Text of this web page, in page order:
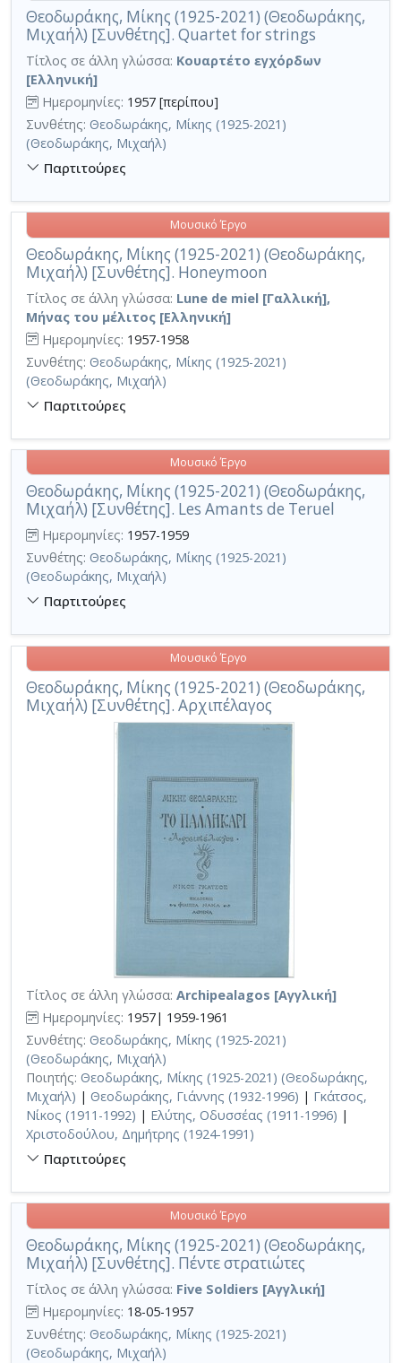
Θεοδωράκης, Μίκης (1925-2021) (Θεοδωράκης,
Μιχαήλ) [Συνθέτης]. Quartet for strings
Τίτλος σε άλλη γλώσσα: Κουαρτέτο εγχόρδων
[Ελληνική]
Ημερομηνίες: 1957 [περίπου]
Συνθέτης: Θεοδωράκης, Μίκης (1925-2021)
(Θεοδωράκης, Μιχαήλ)
Παρτιτούρες
Θεοδωράκης, Μίκης (1925-2021) (Θεοδωράκης,
Μιχαήλ) [Συνθέτης]. Honeymoon
Μουσικό Έργο
Τίτλος σε άλλη γλώσσα: Lune de miel [Γαλλική],
Μήνας του μέλιτος [Ελληνική]
Ημερομηνίες: 1957-1958
Συνθέτης: Θεοδωράκης, Μίκης (1925-2021)
(Θεοδωράκης, Μιχαήλ)
Παρτιτούρες
Θεοδωράκης, Μίκης (1925-2021) (Θεοδωράκης,
Μιχαήλ) [Συνθέτης]. Les Amants de Teruel
Μουσικό Έργο
Ημερομηνίες: 1957-1959
Συνθέτης: Θεοδωράκης, Μίκης (1925-2021)
(Θεοδωράκης, Μιχαήλ)
Παρτιτούρες
Θεοδωράκης, Μίκης (1925-2021) (Θεοδωράκης,
Μιχαήλ) [Συνθέτης]. Αρχιπέλαγος
Μουσικό Έργο
Τίτλος σε άλλη γλώσσα: Archipealagos [Αγγλική]
Ημερομηνίες: 1957| 1959-1961
Συνθέτης: Θεοδωράκης, Μίκης (1925-2021)
(Θεοδωράκης, Μιχαήλ)
Ποιητής: Θεοδωράκης, Μίκης (1925-2021) (Θεοδωράκης,
Μιχαήλ) | Θεοδωράκης, Γιάννης (1932-1996) | Γκάτσος,
Νίκος (1911-1992) | Ελύτης, Οδυσσέας (1911-1996) |
Χριστοδούλου, Δημήτρης (1924-1991)
Παρτιτούρες
Θεοδωράκης, Μίκης (1925-2021) (Θεοδωράκης,
Μιχαήλ) [Συνθέτης]. Πέντε στρατιώτες
Μουσικό Έργο
Τίτλος σε άλλη γλώσσα: Five Soldiers [Αγγλική]
Ημερομηνίες: 18-05-1957
Συνθέτης: Θεοδωράκης, Μίκης (1925-2021)
(Θεοδωράκης, Μιχαήλ)